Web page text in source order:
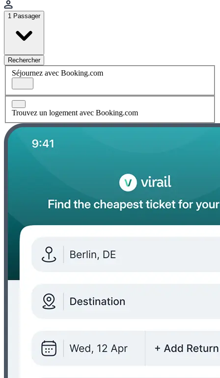
1 Passager
Rechercher
Séjournez avec Booking.com
Trouvez un logement avec Booking.com